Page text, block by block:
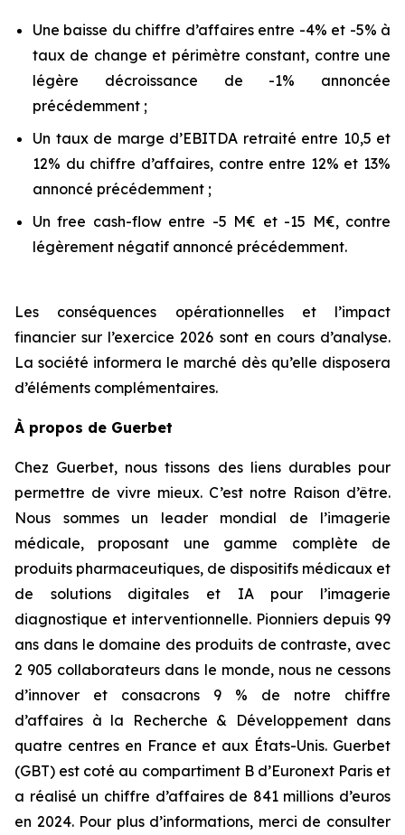
Une baisse du chiffre d’affaires entre -4% et -5% à
taux de change et périmètre constant, contre une
légère décroissance de -1% annoncée
précédemment ;
Un taux de marge d’EBITDA retraité entre 10,5 et
12% du chiffre d’affaires, contre entre 12% et 13%
annoncé précédemment ;
Un free cash-flow entre -5 M€ et -15 M€, contre
légèrement négatif annoncé précédemment.
Les conséquences opérationnelles et l’impact
financier sur l’exercice 2026 sont en cours d’analyse.
La société informera le marché dès qu’elle disposera
d’éléments complémentaires.
À propos de Guerbet
Chez Guerbet, nous tissons des liens durables pour
permettre de vivre mieux. C’est notre Raison d’être.
Nous sommes un leader mondial de l’imagerie
médicale, proposant une gamme complète de
produits pharmaceutiques, de dispositifs médicaux et
de solutions digitales et IA pour l’imagerie
diagnostique et interventionnelle. Pionniers depuis 99
ans dans le domaine des produits de contraste, avec
2 905 collaborateurs dans le monde, nous ne cessons
d’innover et consacrons 9 % de notre chiffre
d’affaires à la Recherche & Développement dans
quatre centres en France et aux États-Unis. Guerbet
(GBT) est coté au compartiment B d’Euronext Paris et
a réalisé un chiffre d’affaires de 841 millions d’euros
en 2024. Pour plus d’informations, merci de consulter